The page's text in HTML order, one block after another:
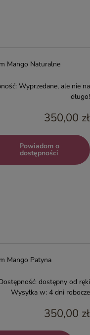
Mango Naturalne
Wyprzedane, ale nie na
długo!
350,00 zł
Powiadom o
dostępności
Mango Patyna
dostępny od ręki
Wysyłka w: 4 dni robocze
350,00 zł